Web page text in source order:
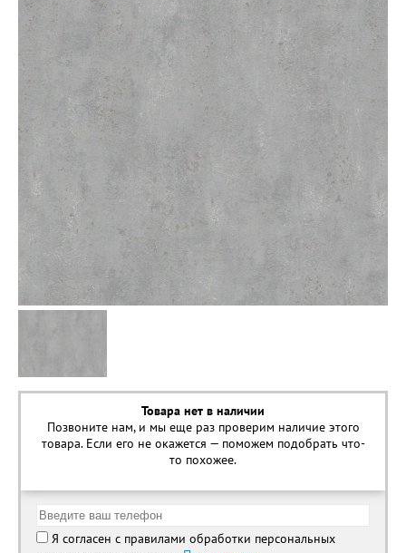
Товара нет в наличии
Позвоните нам, и мы еще раз проверим наличие этого
товара. Если его не окажется — поможем подобрать что-
то похожее.
Я согласен с правилами обработки персональных